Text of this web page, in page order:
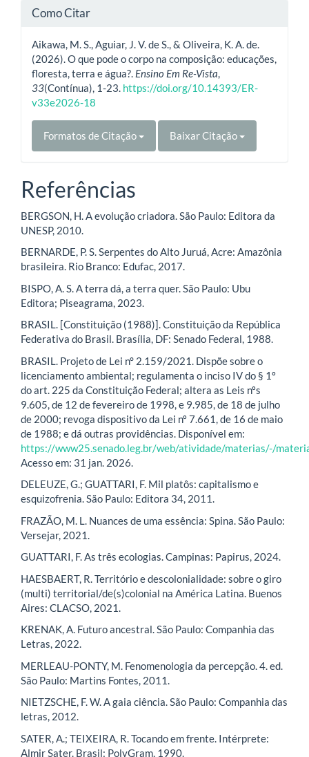
Como Citar
Aikawa, M. S., Aguiar, J. V. de S., & Oliveira, K. A. de.
(2026). O que pode o corpo na composição: educações,
floresta, terra e água?. Ensino Em Re-Vista,
33(Contínua), 1-23. https://doi.org/10.14393/ER-
v33e2026-18
Formatos de Citação Baixar Citação
Referências
BERGSON, H. A evolução criadora. São Paulo: Editora da
UNESP, 2010.
BERNARDE, P. S. Serpentes do Alto Juruá, Acre: Amazônia
brasileira. Rio Branco: Edufac, 2017.
BISPO, A. S. A terra dá, a terra quer. São Paulo: Ubu
Editora; Piseagrama, 2023.
BRASIL. [Constituição (1988)]. Constituição da República
Federativa do Brasil. Brasília, DF: Senado Federal, 1988.
BRASIL. Projeto de Lei n° 2.159/2021. Dispõe sobre o
licenciamento ambiental; regulamenta o inciso IV do § 1º
do art. 225 da Constituição Federal; altera as Leis nºs
9.605, de 12 de fevereiro de 1998, e 9.985, de 18 de julho
de 2000; revoga dispositivo da Lei nº 7.661, de 16 de maio
de 1988; e dá outras providências. Disponível em:
https://www25.senado.leg.br/web/atividade/materias/-/
Acesso em: 31 jan. 2026.
DELEUZE, G.; GUATTARI, F. Mil platôs: capitalismo e
esquizofrenia. São Paulo: Editora 34, 2011.
FRAZÃO, M. L. Nuances de uma essência: Spina. São Paulo:
Versejar, 2021.
GUATTARI, F. As três ecologias. Campinas: Papirus, 2024.
HAESBAERT, R. Território e descolonialidade: sobre o giro
(multi) territorial/de(s)colonial na América Latina. Buenos
Aires: CLACSO, 2021.
KRENAK, A. Futuro ancestral. São Paulo: Companhia das
Letras, 2022.
MERLEAU-PONTY, M. Fenomenologia da percepção. 4. ed.
São Paulo: Martins Fontes, 2011.
NIETZSCHE, F. W. A gaia ciência. São Paulo: Companhia das
letras, 2012.
SATER, A.; TEIXEIRA, R. Tocando em frente. Intérprete:
Almir Sater. Brasil: PolyGram, 1990.